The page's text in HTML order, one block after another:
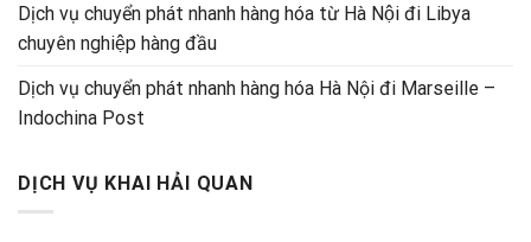
Dịch vụ chuyển phát nhanh hàng hóa từ Hà Nội đi Libya
chuyên nghiệp hàng đầu
Dịch vụ chuyển phát nhanh hàng hóa Hà Nội đi Marseille –
Indochina Post
DỊCH VỤ KHAI HẢI QUAN